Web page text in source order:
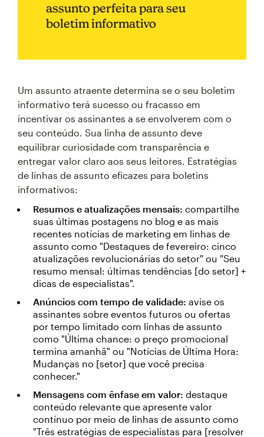
assunto perfeita para seu
boletim informativo
Um assunto atraente determina se o seu boletim
informativo terá sucesso ou fracasso em
incentivar os assinantes a se envolverem com o
seu conteúdo. Sua linha de assunto deve
equilibrar curiosidade com transparência e
entregar valor claro aos seus leitores. Estratégias
de linhas de assunto eficazes para boletins
informativos:
Resumos e atualizações mensais: compartilhe
suas últimas postagens no blog e as mais
recentes notícias de marketing em linhas de
assunto como "Destaques de fevereiro: cinco
atualizações revolucionárias do setor" ou "Seu
resumo mensal: últimas tendências [do setor] +
dicas de especialistas".
Anúncios com tempo de validade: avise os
assinantes sobre eventos futuros ou ofertas
por tempo limitado com linhas de assunto
como "Última chance: o preço promocional
termina amanhã" ou "Notícias de Última Hora:
Mudanças no [setor] que você precisa
conhecer."
Mensagens com ênfase em valor: destaque
conteúdo relevante que apresente valor
contínuo por meio de linhas de assunto como
"Três estratégias de especialistas para [resolver